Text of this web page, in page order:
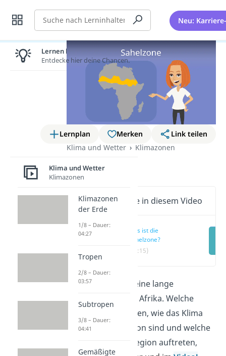
Suche Neu:
Lernplan Merken
Link teilen
Klima und Wetter
Klimazonen
Sahelzone
Wichtige Inhalte in diesem Video
Was ist die
Sahelzone?
(00:15)
DieSahelzone
ist eine lange
Übergangszone in Afrika. Welche
Länder dazugehören, wie das Klima
sowie die Vegetation sind und welche
Probleme in der Region auftreten,
Lernen lohnt sich!
Entdecke hier deine Chancen.
Klima und Wetter
Klimazonen
Klimazonen
der Erde
1/8 – Dauer:
04:27
Tropen
2/8 – Dauer:
03:57
Subtropen
3/8 – Dauer:
04:41
Gemäßigte